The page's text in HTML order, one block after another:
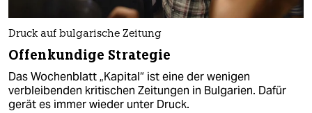
Druck auf bulgarische Zeitung
Offenkundige Strategie
Das Wochenblatt „Kapital“ ist eine der wenigen
verbleibenden kritischen Zeitungen in Bulgarien. Dafür
gerät es immer wieder unter Druck.